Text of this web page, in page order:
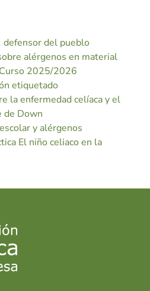
del pueblo
alérgenos en material
2025/2026
etiquetado
la enfermedad celíaca y el
de Down
y alérgenos
El niño celiaco en la